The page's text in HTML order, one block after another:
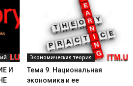
И
Экономическая теория
Тема 9. Национальная
экономика и ее